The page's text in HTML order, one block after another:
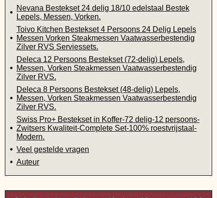
Nevana Bestekset 24 delig 18/10 edelstaal Bestek
Lepels, Messen, Vorken.
Toivo Kitchen Bestekset 4 Persoons 24 Delig Lepels
Messen Vorken Steakmessen Vaatwasserbestendig
Zilver RVS Serviessets.
Deleca 12 Persoons Bestekset (72-delig) Lepels,
Messen, Vorken Steakmessen Vaatwasserbestendig
Zilver RVS.
Deleca 8 Persoons Bestekset (48-delig) Lepels,
Messen, Vorken Steakmessen Vaatwasserbestendig
Zilver RVS.
Swiss Pro+ Bestekset in Koffer-72 delig-12 persoons-
Zwitsers Kwaliteit-Complete Set-100% roestvrijstaal-
Modern.
Veel gestelde vragen
Auteur